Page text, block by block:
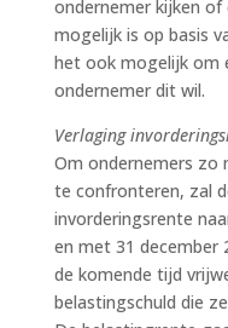
ondernemer kijken
mogelijk is op basis
het ook mogelijk om
ondernemer dit wil.
Verlaging
Om ondernemers
te confronteren, zal
invorderingsrente
en met 31 december
de komende tijd
belastingschuld die